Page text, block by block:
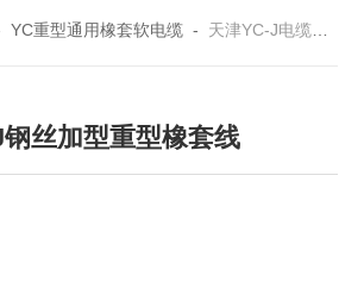
YC重型通用橡套软电缆- 天津YC-J电缆YC-J钢丝加型重型橡套线
丝加型重型橡套线